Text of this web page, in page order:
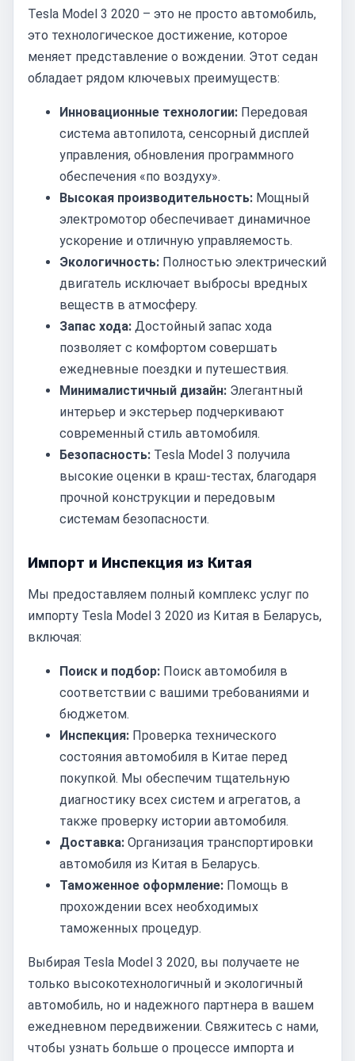
Tesla Model 3 2020 – это не просто автомобиль,
это технологическое достижение, которое
меняет представление о вождении. Этот седан
обладает рядом ключевых преимуществ:
Инновационные технологии: Передовая
система автопилота, сенсорный дисплей
управления, обновления программного
обеспечения «по воздуху».
Высокая производительность: Мощный
электромотор обеспечивает динамичное
ускорение и отличную управляемость.
Экологичность: Полностью электрический
двигатель исключает выбросы вредных
веществ в атмосферу.
Запас хода: Достойный запас хода
позволяет с комфортом совершать
ежедневные поездки и путешествия.
Минималистичный дизайн: Элегантный
интерьер и экстерьер подчеркивают
современный стиль автомобиля.
Безопасность: Tesla Model 3 получила
высокие оценки в краш-тестах, благодаря
прочной конструкции и передовым
системам безопасности.
Импорт и Инспекция из Китая
Мы предоставляем полный комплекс услуг по
импорту Tesla Model 3 2020 из Китая в Беларусь,
включая:
Поиск и подбор: Поиск автомобиля в
соответствии с вашими требованиями и
бюджетом.
Инспекция: Проверка технического
состояния автомобиля в Китае перед
покупкой. Мы обеспечим тщательную
диагностику всех систем и агрегатов, а
также проверку истории автомобиля.
Доставка: Организация транспортировки
автомобиля из Китая в Беларусь.
Таможенное оформление: Помощь в
прохождении всех необходимых
таможенных процедур.
Выбирая Tesla Model 3 2020, вы получаете не
только высокотехнологичный и экологичный
автомобиль, но и надежного партнера в вашем
ежедневном передвижении. Свяжитесь с нами,
чтобы узнать больше о процессе импорта и